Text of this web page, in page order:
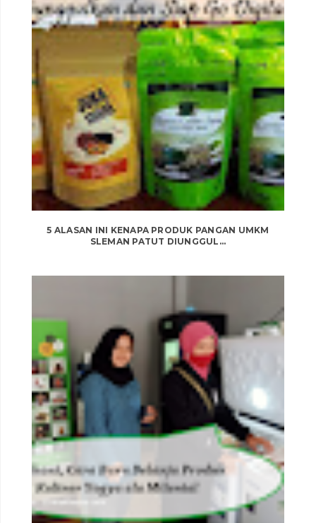
5 ALASAN INI KENAPA PRODUK PANGAN UMKM
SLEMAN PATUT DIUNGGUL...